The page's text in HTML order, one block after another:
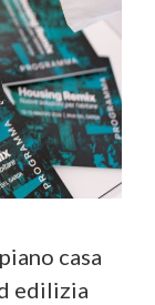
casa
edilizia